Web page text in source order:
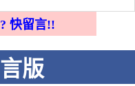
快留言!!
版